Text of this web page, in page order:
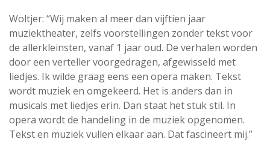
Woltjer: “Wij maken al meer dan vijftien jaar
muziektheater, zelfs voorstellingen zonder tekst voor
de allerkleinsten, vanaf 1 jaar oud. De verhalen worden
door een verteller voorgedragen, afgewisseld met
liedjes. Ik wilde graag eens een opera maken. Tekst
wordt muziek en omgekeerd. Het is anders dan in
musicals met liedjes erin. Dan staat het stuk stil. In
opera wordt de handeling in de muziek opgenomen.
Tekst en muziek vullen elkaar aan. Dat fascineert mij.”